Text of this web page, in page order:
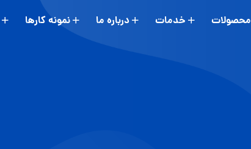
محصولات خدمات درباره ما نمونه کارها